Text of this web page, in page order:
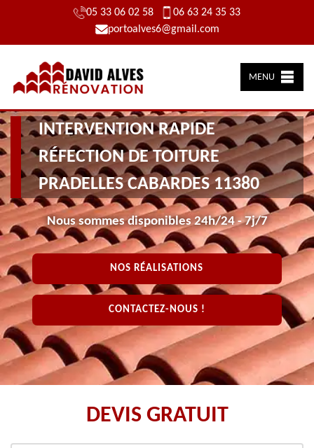
05 33 06 02 58
06 63 24 35 33
portoalves6@gmail.com
MENU
INTERVENTION RAPIDE
RÉFECTION DE TOITURE
PRADELLES CABARDES 11380
Nous sommes disponibles 24h/24 - 7j/7
NOS RÉALISATIONS
CONTACTEZ-NOUS !
DEVIS GRATUIT